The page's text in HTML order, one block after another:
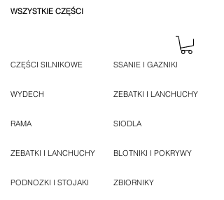
WSZYSTKIE CZĘŚCI
CZĘŚCI SILNIKOWE
WYDECH
RAMA
ZEBATKI I LANCHUCHY
PODNOZKI I STOJAKI
SSANIE I GAZNIKI
ZEBATKI I LANCHUCHY
SIODLA
BLOTNIKI I POKRYWY
ZBIORNIKY